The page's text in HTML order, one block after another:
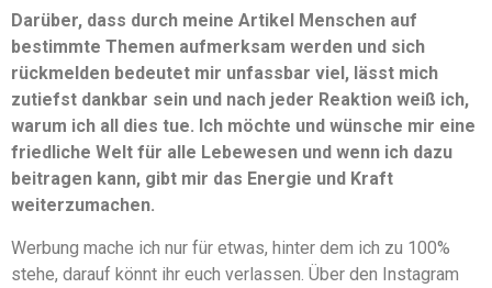
Darüber, dass durch meine Artikel Menschen auf
bestimmte Themen aufmerksam werden und sich
rückmelden bedeutet mir unfassbar viel, lässt mich
zutiefst dankbar sein und nach jeder Reaktion weiß ich,
warum ich all dies tue. Ich möchte und wünsche mir eine
friedliche Welt für alle Lebewesen und wenn ich dazu
beitragen kann, gibt mir das Energie und Kraft
weiterzumachen.
Werbung mache ich nur für etwas, hinter dem ich zu 100%
stehe, darauf könnt ihr euch verlassen. Über den Instagram